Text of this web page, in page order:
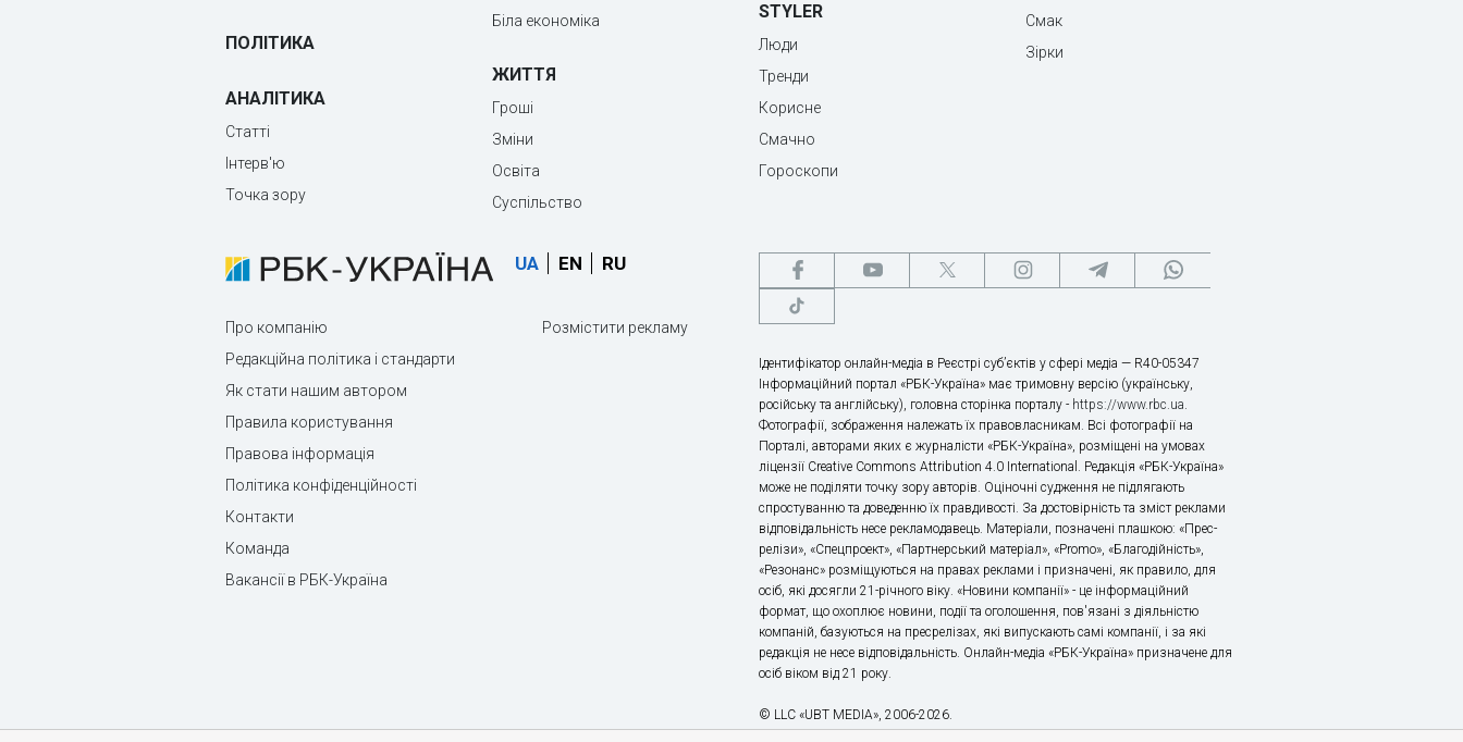
ПОЛІТИКА
АНАЛІТИКА
Статті
Інтерв'ю
Точка зору
Біла економіка
ЖИТТЯ
Гроші
Зміни
Освіта
Суспільство
STYLER
Люди
Тренди
Корисне
Смачно
Гороскопи
Смак
Зірки
UA EN RU
Про компанію
Редакційна політика і стандарти
Як стати нашим автором
Правила користування
Правова інформація
Політика конфіденційності
Контакти
Команда
Вакансії в РБК-Україна
Розмістити рекламу
Ідентифікатор онлайн-медіа в Реєстрі суб’єктів у сфері медіа — R40-05347
Інформаційний портал «РБК-Україна» має тримовну версію (українську,
російську та англійську), головна сторінка порталу - https://www.rbc.ua.
Фотографії, зображення належать їх правовласникам. Всі фотографії на
Порталі, авторами яких є журналісти «РБК-Україна», розміщені на умовах
ліцензії Creative Commons Attribution 4.0 International. Редакція «РБК-Україна»
може не поділяти точку зору авторів. Оціночні судження не підлягають
спростуванню та доведенню їх правдивості. За достовірність та зміст реклами
відповідальність несе рекламодавець. Матеріали, позначені плашкою: «Прес-
релізи», «Спецпроект», «Партнерський матеріал», «Promo», «Благодійність»,
«Резонанс» розміщуються на правах реклами і призначені, як правило, для
осіб, які досягли 21-річного віку. «Новини компанії» - це інформаційний
формат, що охоплює новини, події та оголошення, пов'язані з діяльністю
компаній, базуються на пресрелізах, які випускають самі компанії, і за які
редакція не несе відповідальність. Онлайн-медіа «РБК-Україна» призначене для
осіб віком від 21 року.
© LLC «UBT MEDIA», 2006-2026.